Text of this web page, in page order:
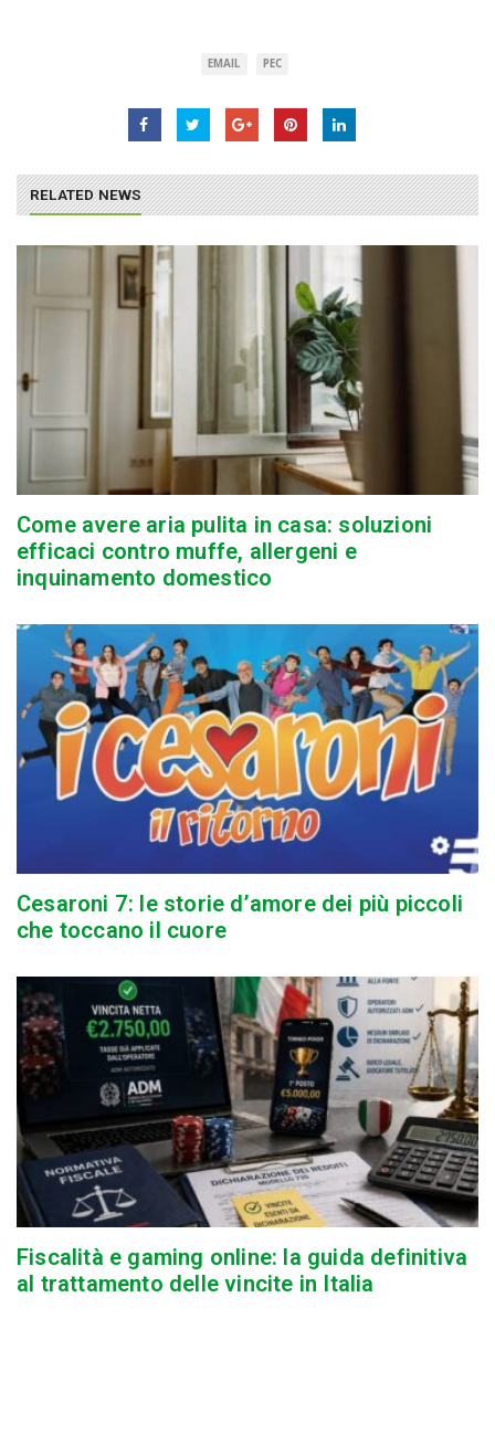
EMAIL PEC
RELATED NEWS
Come avere aria pulita in casa: soluzioni
efficaci contro muffe, allergeni e
inquinamento domestico
Cesaroni 7: le storie d’amore dei più piccoli
che toccano il cuore
Fiscalità e gaming online: la guida definitiva
al trattamento delle vincite in Italia